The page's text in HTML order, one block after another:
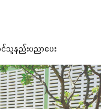
သူနည်းပညာပေး